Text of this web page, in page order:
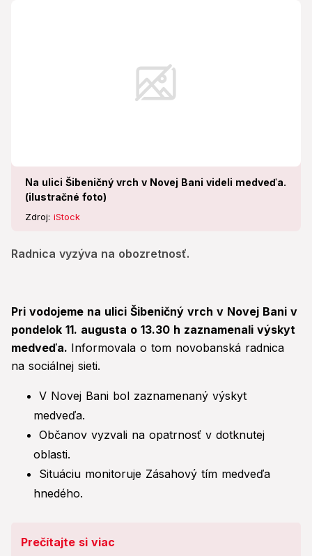
Na ulici Šibeničný vrch v Novej Bani videli medveďa.
(ilustračné foto)
Zdroj: iStock
Radnica vyzýva na obozretnosť.
Pri vodojeme na ulici Šibeničný vrch v Novej Bani v
pondelok 11. augusta o 13.30 h zaznamenali výskyt
medveďa. Informovala o tom novobanská radnica
na sociálnej sieti.
V Novej Bani bol zaznamenaný výskyt
medveďa.
Občanov vyzvali na opatrnosť v dotknutej
oblasti.
Situáciu monitoruje Zásahový tím medveďa
hnedého.
Prečítajte si viac